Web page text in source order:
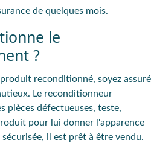
de quelques mois.
le
?
reconditionné, soyez assuré
Le reconditionneur
pièces défectueuses, teste,
pour lui donner l'apparence
il est prêt à être vendu.